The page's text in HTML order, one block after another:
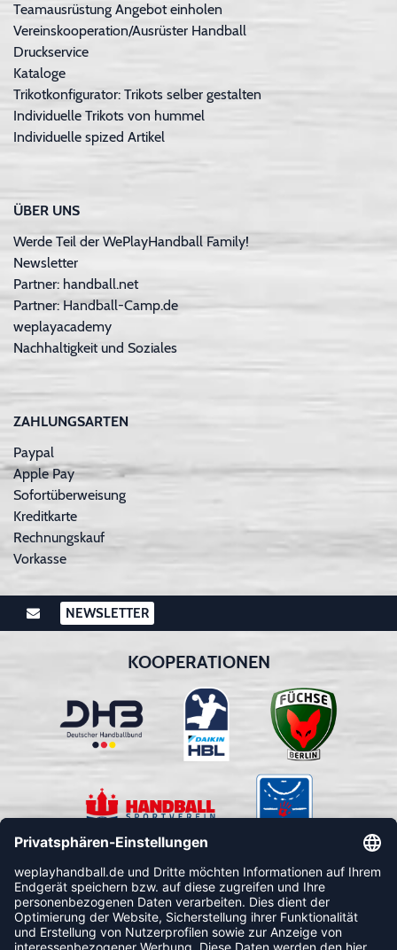
Teamausrüstung Angebot einholen
Vereinskooperation/Ausrüster Handball
Druckservice
Kataloge
Trikotkonfigurator: Trikots selber gestalten
Individuelle Trikots von hummel
Individuelle spized Artikel
ÜBER UNS
Werde Teil der WePlayHandball Family!
Newsletter
Partner: handball.net
Partner: Handball-Camp.de
weplayacademy
Nachhaltigkeit und Soziales
ZAHLUNGSARTEN
Paypal
Apple Pay
Sofortüberweisung
Kreditkarte
Rechnungskauf
Vorkasse
NEWSLETTER
KOOPERATIONEN
FOLLOW US